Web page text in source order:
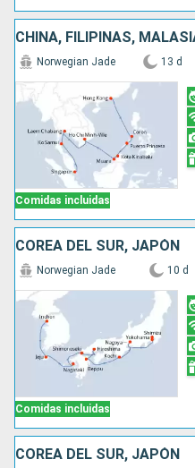
Comidas incluidas
Norwegian Jade 13 d
COREA DEL SUR, JAPÓN
Comidas incluidas
Norwegian Jade 10 d
COREA DEL SUR, JAPÓN